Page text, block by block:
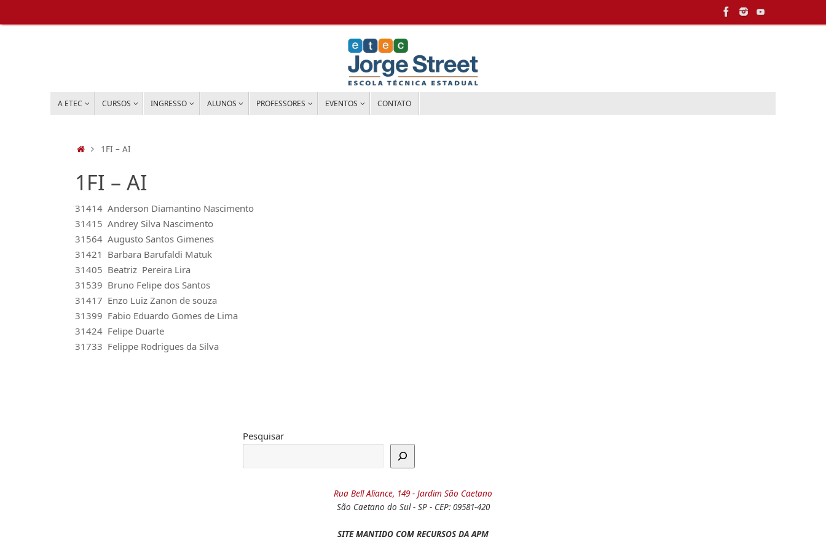
para
PULAR
A ETEC CURSOS INGRESSO ALUNOS PROFESSORES EVENTOS CONTATO
HOME1FI – AI
1FI – AI
31414 Anderson Diamantino Nascimento
31415 Andrey Silva Nascimento
31564 Augusto Santos Gimenes
31421 Barbara Barufaldi Matuk
31405 Beatriz Pereira Lira
31539 Bruno Felipe dos Santos
31417 Enzo Luiz Zanon de souza
31399 Fabio Eduardo Gomes de Lima
31424 Felipe Duarte
31733 Felippe Rodrigues da Silva
Pesquisar
Rua Bell Aliance, 149 - Jardim São Caetano
São Caetano do Sul - SP - CEP: 09581-420
SITE MANTIDO COM RECURSOS DA APM